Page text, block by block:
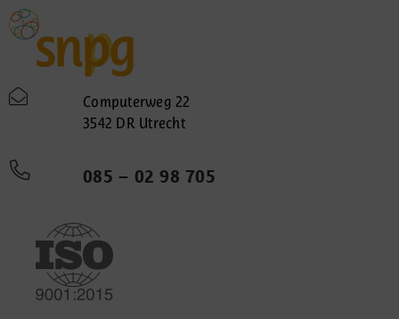
Computerweg 22
3542 DR Utrecht
085 – 02 98 705